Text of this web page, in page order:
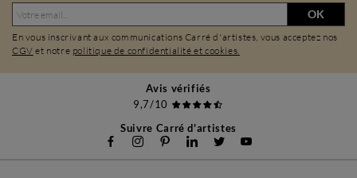
OK
En vous inscrivant aux communications Carré d'artistes, vous acceptez nos
CGV et notre politique de confidentialité et cookies.
Avis vérifiés
9,7/10
Suivre Carré d'artistes